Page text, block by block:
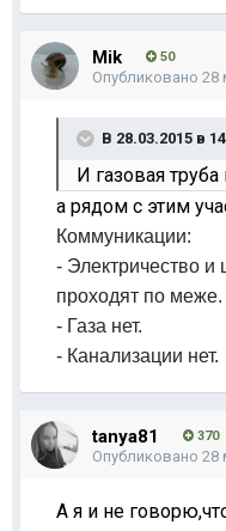
Mik 50
Опубликовано 28
В 28.03.2015 в
И газовая
а рядом с этим
Коммуникации:
- Электричество
проходят по меже.
- Газа нет.
- Канализации нет.
tanya81 370
Опубликовано 28
А я и не